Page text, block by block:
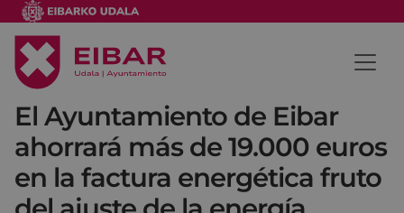
El Ayuntamiento de Eibar
ahorrará más de 19.000 euros
en la factura energética fruto